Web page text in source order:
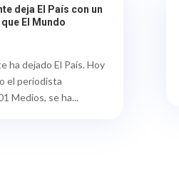
deja El País con un
El Mundo
ha dejado El País. Hoy
el periodista
Medios, se ha...